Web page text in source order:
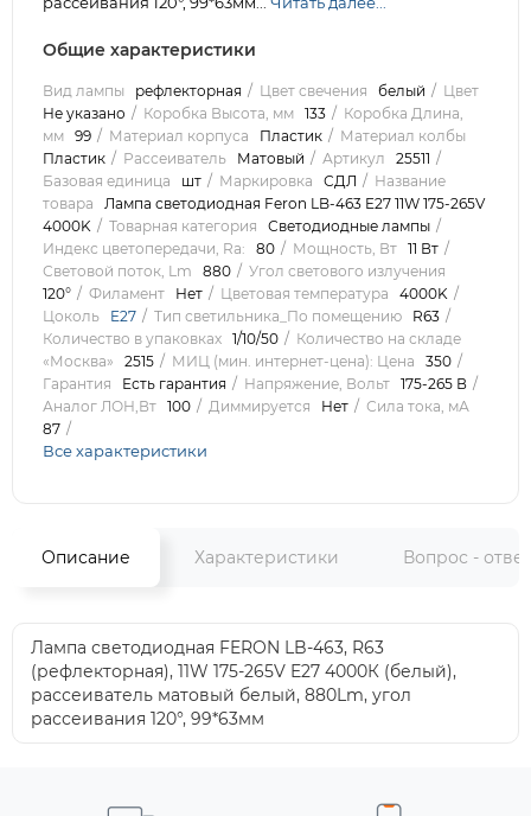
Общие характеристики
Вид лампы рефлекторная Цвет свечения белый
Цвет
Не указано
Коробка Высота, мм 133
Коробка Длина,
мм 99 Материал корпуса Пластик
Материал колбы
Пластик
Рассеиватель Матовый Артикул
25511
Базовая единица
шт Маркировка СДЛ
Название
товара
Лампа светодиодная Feron LB-463 E27 11W 175-265V
4000K
Товарная категория
Светодиодные лампы
Индекс цветопередачи, Ra:
80 Мощность, Вт 11 Вт
Световой поток, Lm
880
Угол светового излучения
120°
Филамент Нет Цветовая температура
4000K
Цоколь
E27 Тип светильника_По помещению
R63
Количество в упаковках 1/10/50
Количество на складе
«Москва»
2515 МИЦ (мин. интернет-цена): Цена
350
Гарантия
Есть гарантия Напряжение, Вольт 175-265 В
Аналог ЛОН,Вт 100 Диммируется Нет
Сила тока, мА
87
Все характеристики
Описание Характеристики Вопрос -
Лампа светодиодная FERON LB-463, R63
(рефлекторная), 11W 175-265V E27 4000К (белый),
рассеиватель матовый белый, 880Lm, угол
рассеивания 120°, 99*63мм